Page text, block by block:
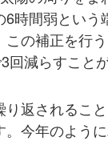
6時間弱とい
この補正を行
回減らすこと
り返されるこ
今年のよう